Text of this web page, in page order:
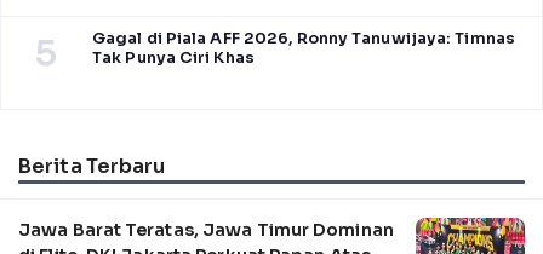
5
Gagal di Piala AFF 2026, Ronny Tanuwijaya: Timnas
Tak Punya Ciri Khas
Berita Terbaru
Jawa Barat Teratas, Jawa Timur Dominan